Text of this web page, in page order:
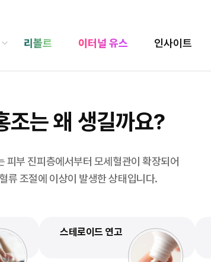
리볼르 이터널 유스 인사이트
조는 왜 생길까요?
피부 진피층에서부터 모세혈관이 확장되어
혈류 조절에 이상이 발생한 상태입니다.
스테로이드 연고